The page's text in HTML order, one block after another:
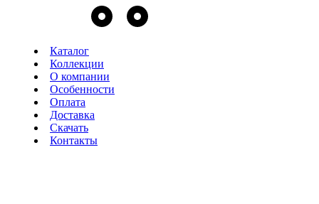
Каталог
Коллекции
О компании
Особенности
Оплата
Доставка
Скачать
Контакты